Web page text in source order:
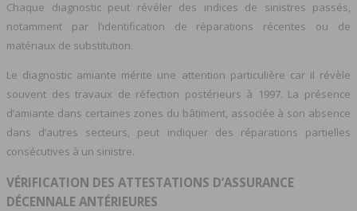
Chaque diagnostic peut révéler des indices de sinistres passés,
notamment par l’identification de réparations récentes ou de
matériaux de substitution.
Le diagnostic amiante mérite une attention particulière car il révèle
souvent des travaux de réfection postérieurs à 1997. La présence
d’amiante dans certaines zones du bâtiment, associée à son absence
dans d’autres secteurs, peut indiquer des réparations partielles
consécutives à un sinistre.
VÉRIFICATION DES ATTESTATIONS D’ASSURANCE
DÉCENNALE ANTÉRIEURES